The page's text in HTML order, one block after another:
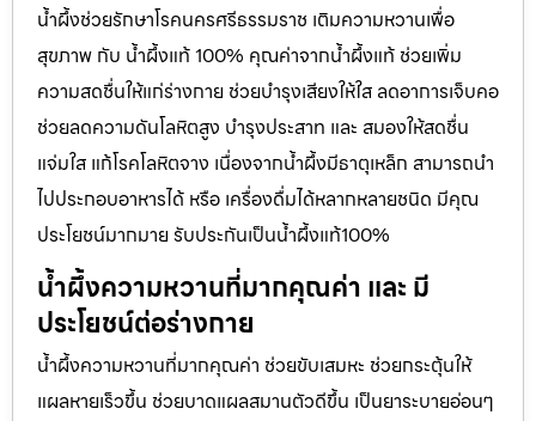
น้ำผึ้งช่วยรักษาโรคนครศรีธรรมราช เติมความหวานเพื่อ
สุขภาพ กับ น้ำผึ้งแท้ 100% คุณค่าจากน้ำผึ้งแท้ ช่วยเพิ่ม
ความสดชื่นให้แก่ร่างกาย ช่วยบำรุงเสียงให้ใส ลดอาการเจ็บคอ
ช่วยลดความดันโลหิตสูง บำรุงประสาท และ สมองให้สดชื่น
แจ่มใส แก้โรคโลหิตจาง เนื่องจากน้ำผึ้งมีธาตุเหล็ก สามารถนำ
ไปประกอบอาหารได้ หรือ เครื่องดื่มได้หลากหลายชนิด มีคุณ
ประโยชน์มากมาย รับประกันเป็นน้ำผึ้งแท้100%
น้ำผึ้งความหวานที่มากคุณค่า และ มี
ประโยชน์ต่อร่างกาย
น้ำผึ้งความหวานที่มากคุณค่า ช่วยขับเสมหะ ช่วยกระตุ้นให้
แผลหายเร็วขึ้น ช่วยบาดแผลสมานตัวดีขึ้น เป็นยาระบายอ่อนๆ